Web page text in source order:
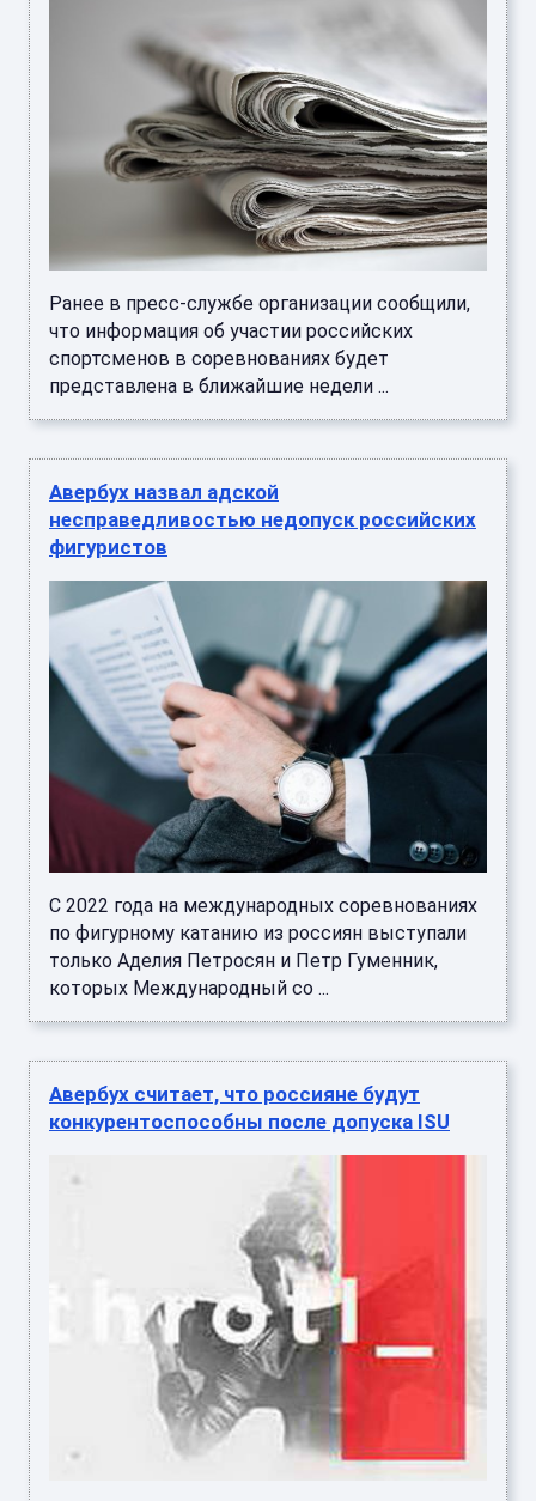
Ранее в пресс-службе организации сообщили,
что информация об участии российских
спортсменов в соревнованиях будет
представлена в ближайшие недели ...
Авербух назвал адской
несправедливостью недопуск российских
фигуристов
С 2022 года на международных соревнованиях
по фигурному катанию из россиян выступали
только Аделия Петросян и Петр Гуменник,
которых Международный со ...
Авербух считает, что россияне будут
конкурентоспособны после допуска ISU